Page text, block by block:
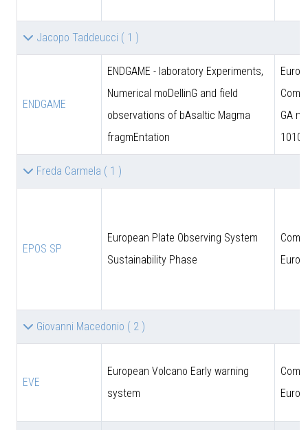
Jacopo Taddeucci ( 1 )
ENDGAME
ENDGAME - laboratory Experiments,
Numerical moDellinG and field
observations of bAsaltic Magma
fragmEntation
GA n.
Freda Carmela ( 1 )
EPOS SP
European Plate Observing System
Sustainability Phase
Giovanni Macedonio ( 2 )
EVE
European Volcano Early warning
system